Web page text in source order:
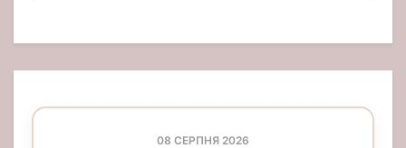
08 СЕРПНЯ 2026